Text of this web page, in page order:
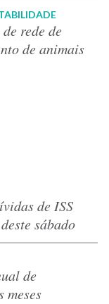
rede de
de animais
de ISS
sábado
de
meses